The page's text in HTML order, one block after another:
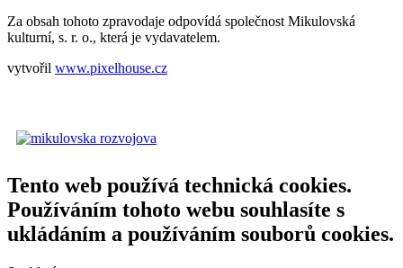
Za obsah tohoto zpravodaje odpovídá společnost Mikulovská
kulturní, s. r. o., která je vydavatelem.
vytvořil www.pixelhouse.cz
Tento web používá technická cookies.
Používáním tohoto webu souhlasíte s
ukládáním a používáním souborů cookies.